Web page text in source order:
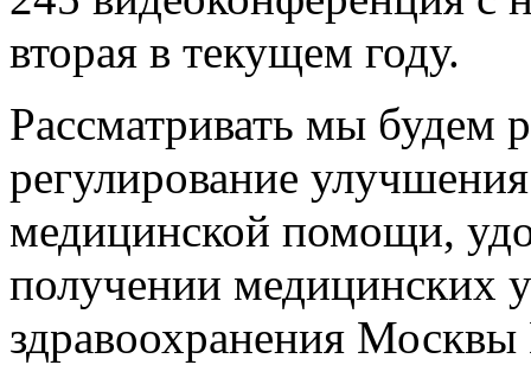
вторая в текущем году.
Рассматривать мы будем
регулирование
медицинской помощи,
получении медицинских
здравоохранения